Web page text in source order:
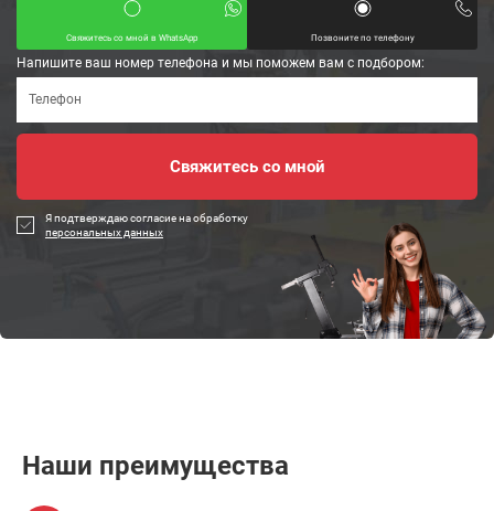
Свяжитесь со мной в WhatsApp Позвоните по телефону
Напишите ваш номер телефона и мы поможем вам с подбором:
Я подтверждаю согласие на обработку
персональных данных
Наши преимущества